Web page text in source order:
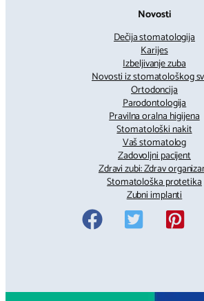
Novosti
Dečija stomatologija
Karijes
Izbeljivanje zuba
Novosti iz stomatološkog
Ortodoncija
Parodontologija
Pravilna oralna higijena
Stomatološki nakit
Vaš stomatolog
Zadovoljni pacijent
Zdravi zubi: Zdrav
Stomatološka protetika
Zubni implanti